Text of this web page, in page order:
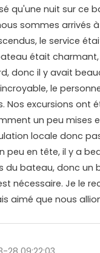
qu'une nuit sur ce
sommes arrivés
le service
était charmant,
donc il y avait
le
Nos excursions ont
un peu mises
locale donc
peu en tête, il y a
du bateau, donc un
nécessaire. Je le
aimé que nous